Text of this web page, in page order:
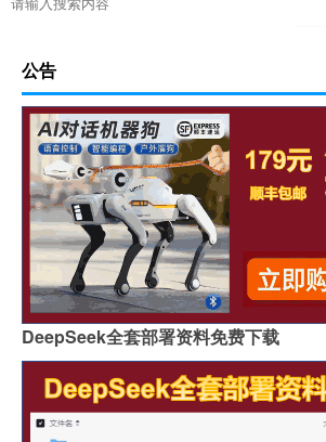
公告
DeepSeek全套部署资料免费下载